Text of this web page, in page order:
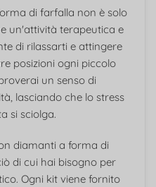
di farfalla non è solo
un'attività terapeutica e
di rilassarti e attingere
posizioni ogni piccolo
un senso di
lasciando che lo stress
si sciolga.
diamanti a forma di
di cui hai bisogno per
Ogni kit viene fornito